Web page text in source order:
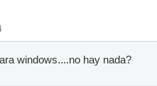
windows....no hay nada?